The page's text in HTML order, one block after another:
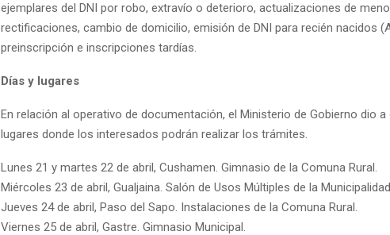
ejemplares del DNI por robo, extravío o deterioro, actualizaciones de
rectificaciones, cambio de domicilio, emisión de DNI para recién nacidos
preinscripción e inscripciones tardías.
Días y lugares
En relación al operativo de documentación, el Ministerio de Gobierno dio
lugares donde los interesados podrán realizar los trámites.
Lunes 21 y martes 22 de abril, Cushamen. Gimnasio de la Comuna Rural.
Miércoles 23 de abril, Gualjaina. Salón de Usos Múltiples de la
Jueves 24 de abril, Paso del Sapo. Instalaciones de la Comuna Rural.
Viernes 25 de abril, Gastre. Gimnasio Municipal.